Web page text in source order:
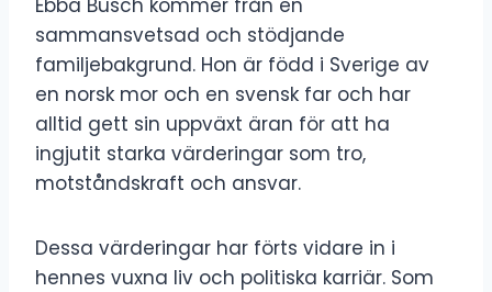
sammansvetsad och stödjande
familjebakgrund. Hon är född i Sverige av
en norsk mor och en svensk far och har
alltid gett sin uppväxt äran för att ha
ingjutit starka värderingar som tro,
motståndskraft och ansvar.
Dessa värderingar har förts vidare in i
hennes vuxna liv och politiska karriär. Som